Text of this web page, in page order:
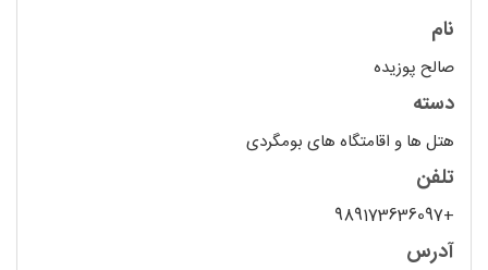
نام
صالح پوزیده
دسته
هتل ها و اقامتگاه های بومگردی
تلفن
+989173636097
آدرس